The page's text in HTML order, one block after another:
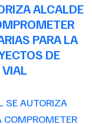
ALCALDE
PARA LA
DE